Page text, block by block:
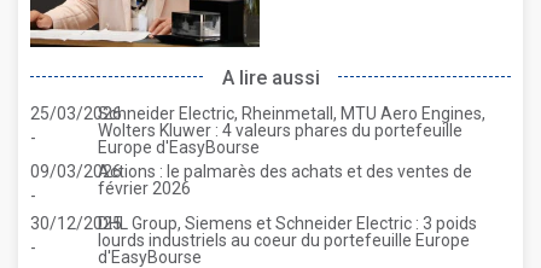
A lire aussi
25/03/2026
-
Schneider Electric, Rheinmetall, MTU Aero Engines,
Wolters Kluwer : 4 valeurs phares du portefeuille
Europe d'EasyBourse
09/03/2026
-
Actions : le palmarès des achats et des ventes de
février 2026
30/12/2025
-
DHL Group, Siemens et Schneider Electric : 3 poids
lourds industriels au coeur du portefeuille Europe
d'EasyBourse